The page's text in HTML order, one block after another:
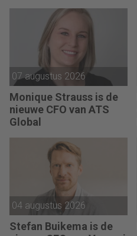
07 augustus 2026
Monique Strauss is de
nieuwe CFO van ATS
Global
04 augustus 2026
Stefan Buikema is de